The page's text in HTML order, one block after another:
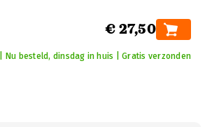
€ 27,50
Nu besteld, dinsdag in huis | Gratis verzonden